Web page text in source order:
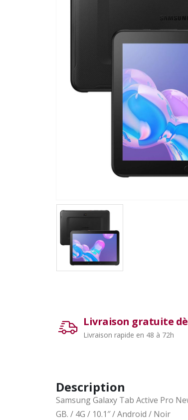
Livraison gratuite
Livraison rapide en 48 à 72h
Description
Samsung Galaxy Tab Active Pro
GB. / 4G / 10.1″ / Android / Noir